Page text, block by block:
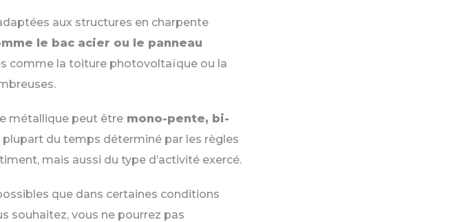
aux structures en charpente
le bac acier ou le panneau
comme la toiture photovoltaïque ou la
métallique peut être mono-pente, bi-
plupart du temps déterminé par les règles
mais aussi du type d’activité exercé.
que dans certaines conditions
souhaitez, vous ne pourrez pas